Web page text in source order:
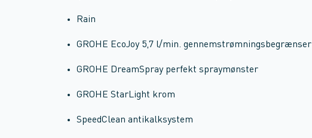
Rain
GROHE EcoJoy 5,7 l/min. gennemstrømningsbegrænser
GROHE DreamSpray perfekt spraymønster
GROHE StarLight krom
SpeedClean antikalksystem